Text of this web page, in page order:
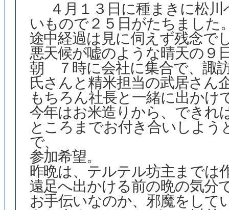
４月１３日に種まきに松
いもので２５日がたちました
途中経過は見に伺えず残念で
悪天候が嘘のような晴天の９
朝 ７時に会社に集合で、諏
氏さんと精米担当の武居さん
もちろん社長と一緒に出かけ
今年はお米造りから、できれ
ところまでお付き合いしよう
で、
参加希望。
昨晩は、テルテル坊主までは
遠足へ出かける前の晩の気分
お手伝いなのか、邪魔をして